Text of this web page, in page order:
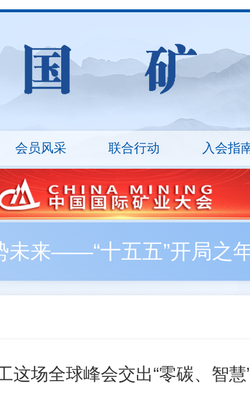
会员风采 联合行动 入会指
革臣
刘敬锟
苑占永
进平
秘书长
车长波
协会架构
协会简介 协会章
统计数据 行业报告 技术装备
ESG治理 矿业沙龙 万里行 技能竞赛
入会流程 会员权
20...
孔...
会员展示
新入会会员
未来——“十五五”开局之
这场全球峰会交出“零碳、智慧